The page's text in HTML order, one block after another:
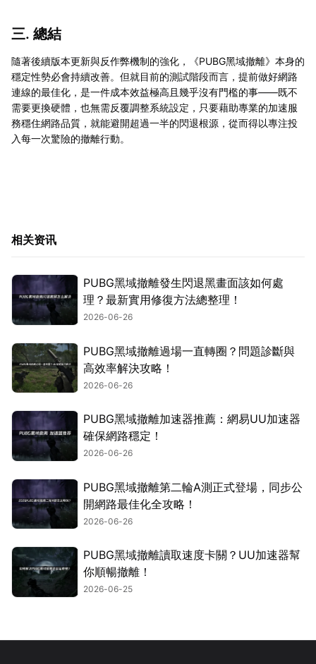
三. 總結
隨著後續版本更新與反作弊機制的強化，《PUBG黑域撤離》本身的
穩定性勢必會持續改善。但就目前的測試階段而言，提前做好網路
連線的最佳化，是一件成本效益極高且幾乎沒有門檻的事——既不
需要更換硬體，也無需反覆調整系統設定，只要藉助專業的加速服
務穩住網路品質，就能避開超過一半的閃退根源，從而得以專注投
入每一次驚險的撤離行動。
相关资讯
PUBG黑域撤離發生閃退黑畫面該如何處
理？最新實用修復方法總整理！
2026-06-26
PUBG黑域撤離過場一直轉圈？問題診斷與
高效率解決攻略！
2026-06-26
PUBG黑域撤離加速器推薦：網易UU加速器
確保網路穩定！
2026-06-26
PUBG黑域撤離第二輪A測正式登場，同步公
開網路最佳化全攻略！
2026-06-26
PUBG黑域撤離讀取速度卡關？UU加速器幫
你順暢撤離！
2026-06-25